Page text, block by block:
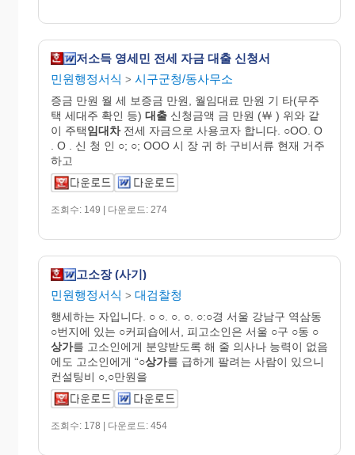
저소득 영세민 전세 자금 대출 신청서
민원행정서식 > 시구군청/동사무소
증금 만원 월 세 보증금 만원, 월임대료 만원 기 타(무주
택 세대주 확인 등) 대출 신청금액 금 만원 (￦ ) 위와 같
이 주택임대차전세 자금으로 사용코자 합니다. ○OO. O
. O . 신 청 인 ○; ○; OOO 시 장 귀 하 구비서류 현재 거주
하고
조회수: 149 | 다운로드: 274
고소장 (사기)
민원행정서식 > 대검찰청
행세하는 자입니다. ○ ○. ○. ○. ○:○경 서울 강남구 역삼동
○번지에 있는 ○커피숍에서, 피고소인은 서울 ○구 ○동 ○
상가를 고소인에게 분양받도록 해 줄 의사나 능력이 없음
에도 고소인에게 “○상가를 급하게 팔려는 사람이 있으니
컨설팅비 ○,○만원을
조회수: 178 | 다운로드: 454